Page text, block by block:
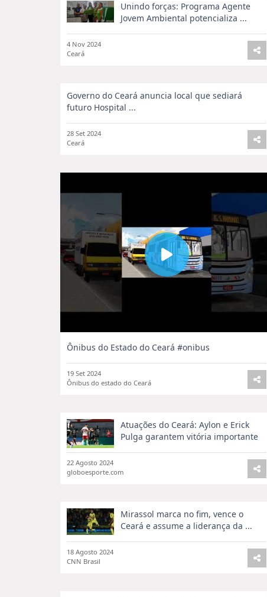
Unindo forças: Programa Agente
Jovem Ambiental potencializa ...
4 Nov 2024
Ceará
Governo do Ceará anuncia local que sediará
futuro Hospital ...
28 Set 2024
Ceará
Ônibus do Estado do Ceará #onibus
19 Set 2024
Ônibus do estado do Ceará
Atuações do Ceará: Aylon e Erick
Pulga garantem vitória importante
22 Agosto 2024
globoesporte.com
Mirassol marca no fim, vence o
Ceará e assume a liderança da ...
18 Agosto 2024
CNN Brasil